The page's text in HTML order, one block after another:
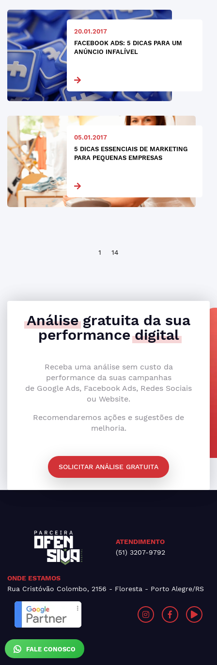
FALE CONOSCO
20.01.2017
FACEBOOK ADS: 5 DICAS PARA UM
ANÚNCIO INFALÍVEL
05.01.2017
5 DICAS ESSENCIAIS DE MARKETING
PARA PEQUENAS EMPRESAS
1 14
Análisegratuita da sua
performancedigital
Receba uma análise sem custo da
performance da suas campanhas
de Google Ads, Facebook Ads, Redes Sociais
ou Website.
Recomendaremos ações e sugestões de
melhoria.
SOLICITAR ANÁLISE GRATUITA
ATENDIMENTO
(51) 3207-9792
ONDE ESTAMOS
Rua Cristóvão Colombo, 2156 - Floresta - Porto Alegre/RS